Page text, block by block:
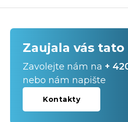
Zaujala vás
Zavolejte nám na +
nebo nám napište
Kontakty